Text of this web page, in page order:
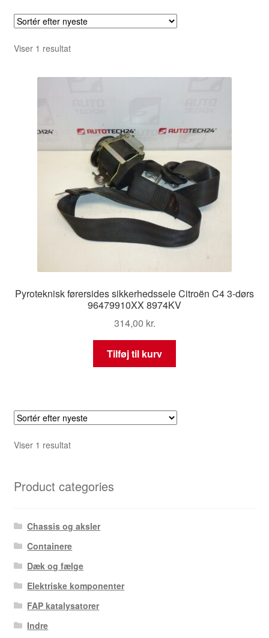
Viser 1 resultat
Pyroteknisk førersides sikkerhedssele Citroën C4 3-dørs
96479910XX 8974KV
314,00 kr.
Tilføj til kurv
Viser 1 resultat
Product categories
Chassis og aksler
Containere
Dæk og fælge
Elektriske komponenter
FAP katalysatorer
Indre